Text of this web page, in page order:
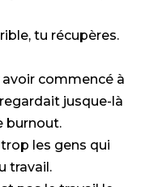
tu récupères.
avoir commencé à
jusque-là
burnout.
les gens qui
travail.